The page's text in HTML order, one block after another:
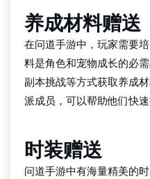
养成材料赠送
在问道手游中，玩家需要
料是角色和宠物成长的必
副本挑战等方式获取养成
派成员，可以帮助他们快
时装赠送
问道手游中有海量精美的